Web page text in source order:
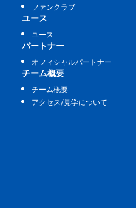
ファンクラブ
ユース
ユース
パートナー
オフィシャルパートナー
チーム概要
チーム概要
アクセス/見学について